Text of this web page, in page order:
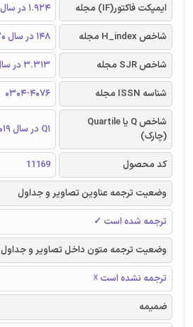
ایمپکت فاکتور(IF) مجله
1.924 در سال 2019
شاخص H_index مجله
148 در سال 2020
شاخص SJR مجله
3.313 در سال 2019
شناسه ISSN مجله
0304-4076
شاخص Q یا Quartile
(چارک)
Q1 در سال 2019
کد محصول
11169
وضعیت ترجمه عناوین تصاویر و جداول
ترجمه شده است ✓
وضعیت ترجمه متون داخل تصاویر و جداول
ترجمه نشده است ☓
ضمیمه